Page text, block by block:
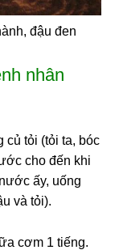
đậu đen
nhân
củ tỏi (tỏi ta, bóc
cho đến khi
ấy, uống
và tỏi).
cơm 1 tiếng.